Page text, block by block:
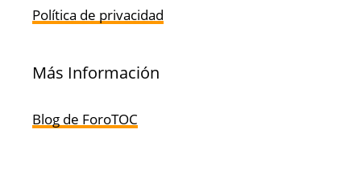
Política de privacidad
Más Información
Blog de ForoTOC